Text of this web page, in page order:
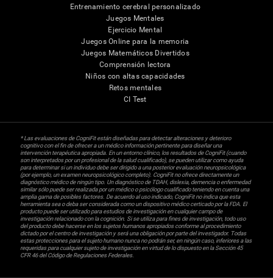
Entrenamiento cerebral personalizado
Juegos Mentales
Ejercicio Mental
Juegos Online para la memoria
Juegos Matemáticos Divertidos
Comprensión lectora
Niños con altas capacidades
Retos mentales
CI Test
* Las evaluaciones de CogniFit están diseñadas para detectar alteraciones y deterioro
cognitivo con el fin de ofrecer a un médico información pertinente para diseñar una
intervención terapéutica apropiada. En un entorno clínico, los resultados de CogniFit (cuando
son interpretados por un profesional de la salud cualificado), se pueden utilizar como ayuda
para determinar si un individuo debe ser dirigido a una posterior evaluación neuropsicológica
(por ejemplo, un examen neuropsicológico completo). CogniFit no ofrece directamente un
diagnóstico médico de ningún tipo. Un diagnóstico de TDAH, dislexia, demencia o enfermedad
similar sólo puede ser realizada por un médico o psicólogo cualificado teniendo en cuenta una
amplia gama de posibles factores. De acuerdo al uso indicado, CogniFit no indica que esta
herramienta sea o deba ser considerada como un dispositivo médico certicado por la FDA. El
producto puede ser utilizado para estudios de investigación en cualquier campo de
investigación relacionado con la cognición. Si se utiliza para fines de investigación, todo uso
del producto debe hacerse en los sujetos humanos apropiados conforme al procedimiento
dictado por el centro de investigación y será una obligación por parte del investigador. Todas
estas protecciones para el sujeto humano nunca no podrán ser, en ningún caso, inferiores a las
requeridas para cualquier sujeto de investigación en virtud de lo dispuesto en la Sección 45
CFR 46 del Código de Regulaciones Federales.